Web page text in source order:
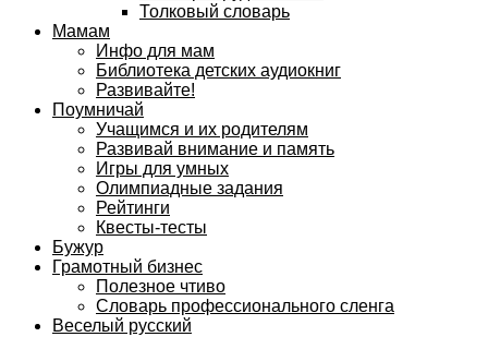
Толковый словарь
Мамам
Инфо для мам
Библиотека детских аудиокниг
Развивайте!
Поумничай
Учащимся и их родителям
Развивай внимание и память
Игры для умных
Олимпиадные задания
Рейтинги
Квесты-тесты
Бужур
Грамотный бизнес
Полезное чтиво
Словарь профессионального сленга
Веселый русский